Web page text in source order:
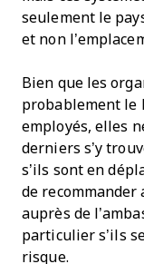
seulement le
et non
Bien que les
probablement le
employés, elles
derniers s’y
s’ils sont en
de recommander
auprès de
particulier s’ils
risque.